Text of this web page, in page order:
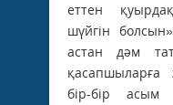
еттен
шүйгін
астан дәм
бір-бір асым